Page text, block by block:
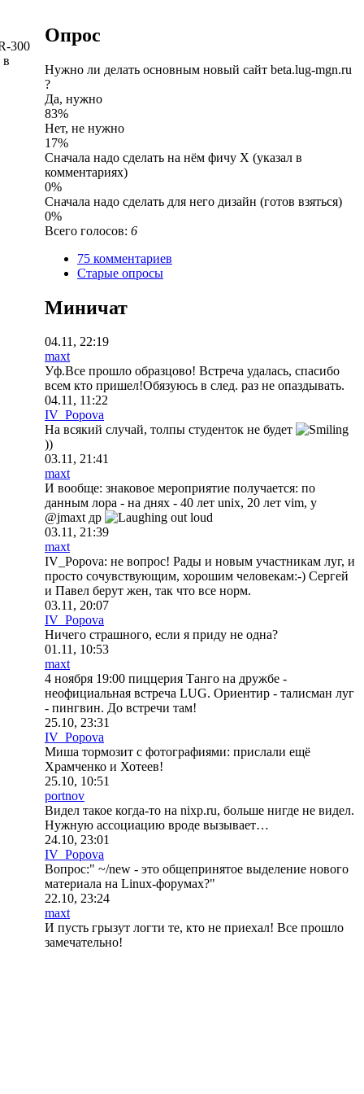
300
в
Опрос
Нужно ли делать основным новый сайт beta.lug-mgn.ru
?
Да, нужно
83%
Нет, не нужно
17%
Сначала надо сделать на нём фичу X (указал в
комментариях)
0%
Сначала надо сделать для него дизайн (готов взяться)
0%
Всего голосов: 6
75 комментариев
Старые опросы
Миничат
04.11, 22:19
maxt
Уф.Все прошло образцово! Встреча удалась, спасибо
всем кто пришел!Обязуюсь в след. раз не опаздывать.
04.11, 11:22
IV_Popova
На всякий случай, толпы студенток не будет
))
03.11, 21:41
maxt
И вообще: знаковое мероприятие получается: по
данным лора - на днях - 40 лет unix, 20 лет vim, у
@jmaxt др
03.11, 21:39
maxt
IV_Popova: не вопрос! Рады и новым участникам луг, и
просто сочувствующим, хорошим человекам:-) Сергей
и Павел берут жен, так что все норм.
03.11, 20:07
IV_Popova
Ничего страшного, если я приду не одна?
01.11, 10:53
maxt
4 ноября 19:00 пиццерия Танго на дружбе -
неофициальная встреча LUG. Ориентир - талисман луг
- пингвин. До встречи там!
25.10, 23:31
IV_Popova
Миша тормозит с фотографиями: прислали ещё
Храмченко и Хотеев!
25.10, 10:51
portnov
Видел такое когда-то на nixp.ru, больше нигде не видел.
Нужную ассоциацию вроде вызывает…
24.10, 23:01
IV_Popova
Вопрос:" ~/new - это общепринятое выделение нового
материала на Linux-форумах?"
22.10, 23:24
maxt
И пусть грызут логти те, кто не приехал! Все прошло
замечательно!